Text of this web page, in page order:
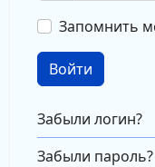
Запомнить
Войти
Забыли логин?
Забыли пароль?